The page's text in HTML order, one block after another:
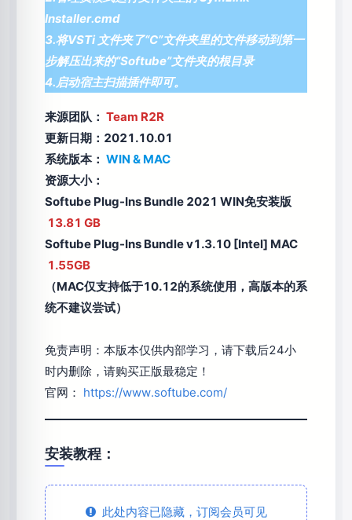
Installer.cmd
3.将VSTi 文件夹了“C”文件夹里的文件移动到第一
步解压出来的“Softube”文件夹的根目录
4.启动宿主扫描插件即可。
来源团队： Team R2R
更新日期：2021.10.01
系统版本： WIN & MAC
资源大小：
Softube Plug-Ins Bundle 2021 WIN免安装版
13.81 GB
Softube Plug-Ins Bundle v1.3.10 [Intel] MAC
1.55GB
（MAC仅支持低于10.12的系统使用，高版本的系
统不建议尝试）
免责声明：本版本仅供内部学习，请下载后24小
时内删除，请购买正版最稳定！
官网： https://www.softube.com/
安装教程：
此处内容已隐藏，订阅会员可见